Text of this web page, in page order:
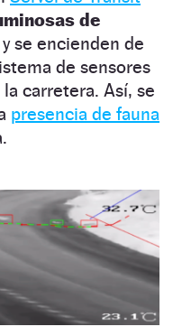
de
se encienden de
de sensores
carretera. Así, se
presencia de fauna